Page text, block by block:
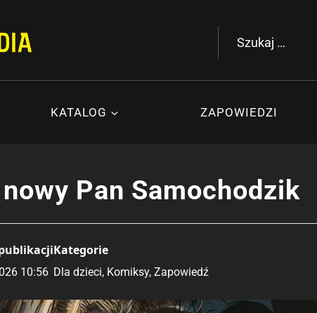
Szukaj:
KATALOG ZAPOWIEDZI
Pan Samochodzik
10:56
Kategorie
Dla dzieci, Komiksy, Zapowiedź